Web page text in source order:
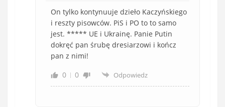
On tylko kontynuuje dzieło Kaczyńskiego
i reszty pisowców. PiS i PO to to samo
jest. ***** UE i Ukrainę. Panie Putin
dokręć pan śrubę dresiarzowi i kończ
pan z nimi!
0
0 Odpowiedz